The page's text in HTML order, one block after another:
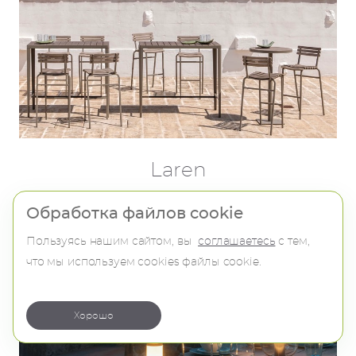
Laren
Обработка файлов cookie
Пользуясь нашим сайтом, вы соглашаетесь с тем,
что мы используем сookies файлы cookie.
Хорошо